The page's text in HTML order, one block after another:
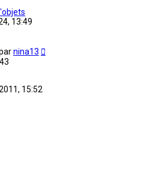
13:49
nina13
15:52